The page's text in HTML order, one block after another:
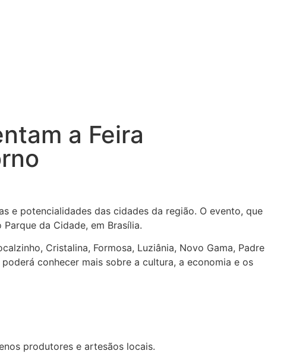
a Feira
e potencialidades das cidades da região. O evento, que
da Cidade, em Brasília.
Cristalina, Formosa, Luziânia, Novo Gama, Padre
conhecer mais sobre a cultura, a economia e os
produtores e artesãos locais.